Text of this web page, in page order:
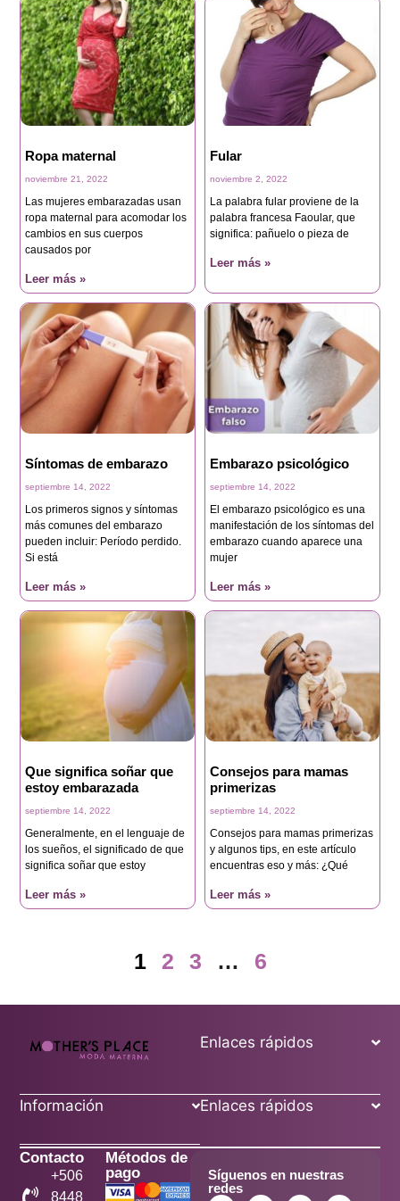
Ropa maternal
noviembre 21, 2022
Las mujeres embarazadas usan
ropa maternal para acomodar los
cambios en sus cuerpos
causados por
Leer más »
Fular
noviembre 2, 2022
La palabra fular proviene de la
palabra francesa Faoular, que
significa: pañuelo o pieza de
Leer más »
Síntomas de embarazo
septiembre 14, 2022
Los primeros signos y síntomas
más comunes del embarazo
pueden incluir: Período perdido.
Si está
Leer más »
Embarazo psicológico
septiembre 14, 2022
El embarazo psicológico es una
manifestación de los síntomas del
embarazo cuando aparece una
mujer
Leer más »
Que significa soñar que
estoy embarazada
septiembre 14, 2022
Generalmente, en el lenguaje de
los sueños, el significado de que
significa soñar que estoy
Leer más »
Consejos para mamas
primerizas
septiembre 14, 2022
Consejos para mamas primerizas
y algunos tips, en este artículo
encuentras eso y más: ¿Qué
Leer más »
1 2 3 … 6
Enlaces rápidos
Información Enlaces rápidos
Contacto
+506
8448
Métodos de
pago
Síguenos en nuestras
redes